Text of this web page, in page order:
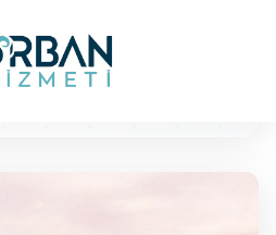
Kur'an-ı Kerim